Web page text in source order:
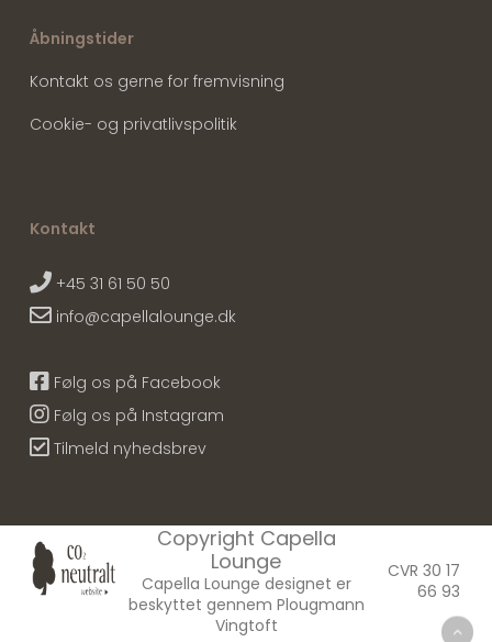
Åbningstider
Kontakt os gerne for fremvisning
Cookie- og privatlivspolitik
Kontakt
+45 31 61 50 50
info@capellalounge.dk
Følg os på Facebook
Følg os på Instagram
Tilmeld nyhedsbrev
Copyright Capella
Lounge
Capella Lounge designet er
beskyttet gennem Plougmann
Vingtoft
CVR 30 17
66 93